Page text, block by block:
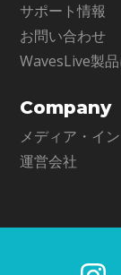
サポート情報
お問い合わせ
WavesLive製
Company
メディア・イ
運営会社